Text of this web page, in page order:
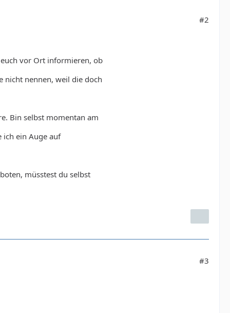
#2
vor Ort informieren, ob
nicht nennen, weil die doch
Bin selbst momentan am
ich ein Auge auf
müsstest du selbst
#3